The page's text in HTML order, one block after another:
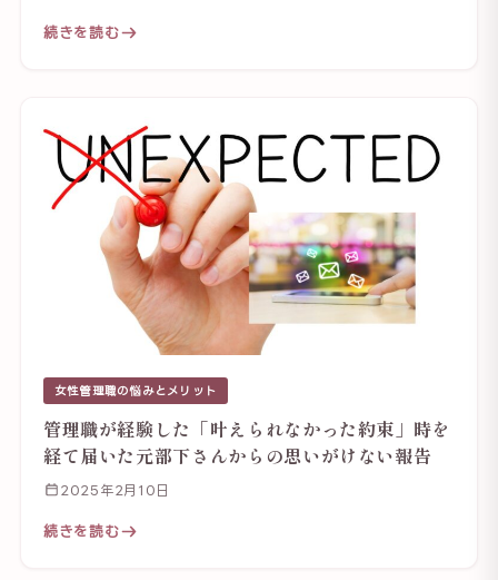
続きを読む
女性管理職の悩みとメリット
管理職が経験した「叶えられなかった約束」時を
経て届いた元部下さんからの思いがけない報告
2025年2月10日
続きを読む